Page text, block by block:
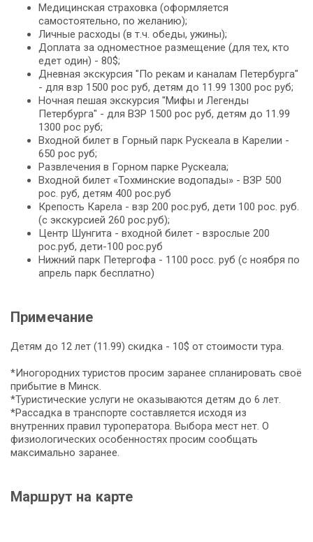
Медицинская страховка (оформляется
самостоятельно, по желанию);
Личные расходы (в т.ч. обеды, ужины);
Доплата за одноместное размещение (для тех, кто
едет один) - 80$;
Дневная экскурсия "По рекам и каналам Петербурга"
- для взр 1500 рос руб, детям до 11.99 1300 рос руб;
Ночная пешая экскурсия "Мифы и Легенды
Петербурга" - для ВЗР 1500 рос руб, детям до 11.99
1300 рос руб;
Входной билет в Горный парк Рускеала в Карелии -
650 рос руб;
Развлечения в Горном парке Рускеала;
Входной билет «Тохминские водопады» - ВЗР 500
рос. руб, детям 400 рос.руб
Крепость Карела - взр 200 рос.руб, дети 100 рос. руб.
(с экскурсией 260 рос.руб);
Центр Шунгита - входной билет - взрослые 200
рос.руб, дети-100 рос.руб
Нижний парк Петергофа - 1100 росс. руб (с ноября по
апрель парк бесплатно)
Примечание
Детям до 12 лет (11.99) скидка - 10$ от стоимости тура.
*Иногородних туристов просим заранее спланировать своё
прибытие в Минск.
*Туристические услуги не оказываются детям до 6 лет.
*Рассадка в транспорте составляется исходя из
внутренних правил туроператора. Выбора мест нет. О
физиологических особенностях просим сообщать
максимально заранее.
Маршрут на карте